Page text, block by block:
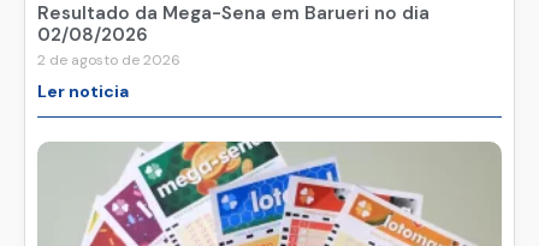
Resultado da Mega-Sena em Barueri no dia
02/08/2026
2 de agosto de 2026
Ler noticia